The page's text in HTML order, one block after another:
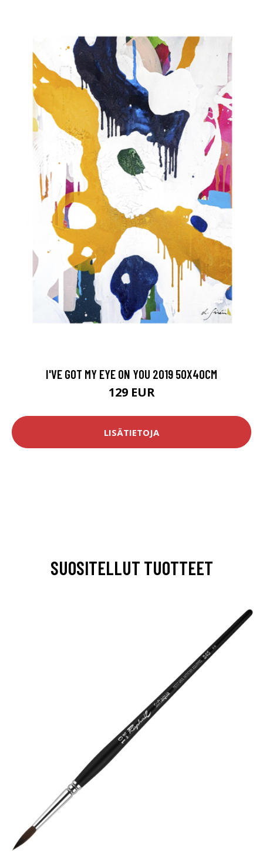
I'VE GOT MY EYE ON YOU 2019 50X40CM
129 EUR
LISÄTIETOJA
SUOSITELLUT TUOTTEET